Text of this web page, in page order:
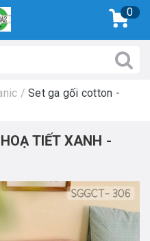
0
/ Set ga gối cotton -
TIẾT XANH -